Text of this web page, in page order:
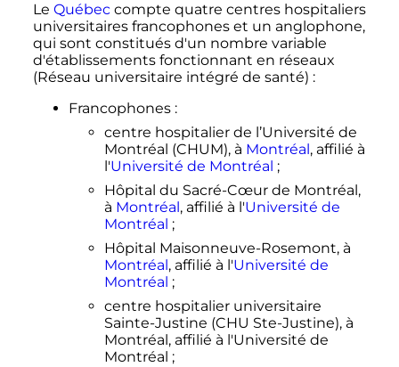
Le Québeccompte quatre centres hospitaliers
universitaires francophones et un anglophone,
qui sont constitués d'un nombre variable
d'établissements fonctionnant en réseaux
(Réseau universitaire intégré de santé) :
Francophones :
centre hospitalier de l’Université de
Montréal (CHUM), à Montréal, affilié à
l'Université de Montréal ;
Hôpital du Sacré-Cœur de Montréal,
à Montréal, affilié à l'Université de
Montréal ;
Hôpital Maisonneuve-Rosemont, à
Montréal, affilié à l'Université de
Montréal ;
centre hospitalier universitaire
Sainte-Justine (CHU Ste-Justine), à
Montréal, affilié à l'Université de
Montréal ;